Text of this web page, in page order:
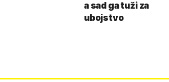
a sad ga tuži za
ubojstvo